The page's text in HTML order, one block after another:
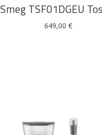
Smeg TSF01DGEU
649,00 €